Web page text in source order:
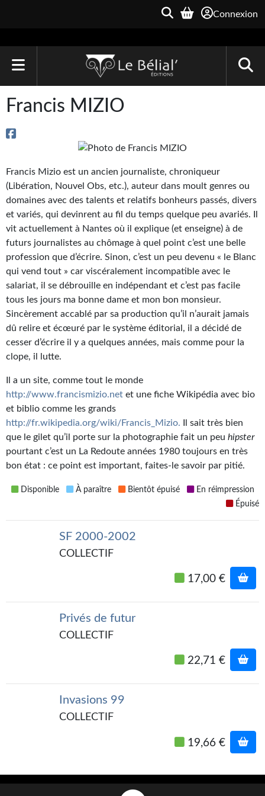
Connexion
Une Heure-Lumière
Archive du Futur
Parallaxe
Quarante-Deux
Kvasar
Pulps
Wotan
Étoiles vives
NUMÉRIQUE
Romans et recueils
Une Heure-Lumière
Nouvelles
Bifrost
Livres audio
Tous les numéros
Les critiques
GOODIES
Francis MIZIO
Francis Mizio est un ancien journaliste, chroniqueur
(Libération, Nouvel Obs, etc.), auteur dans moult genres ou
domaines avec des talents et relatifs bonheurs passés, divers
et variés, qui devinrent au fil du temps quelque peu avariés. Il
vit actuellement à Nantes où il explique (et enseigne) à de
futurs journalistes au chômage à quel point c’est une belle
profession que d’écrire. Sinon, c’est un peu devenu « le Blanc
qui vend tout » car viscéralement incompatible avec le
salariat, il se débrouille en indépendant et c’est pas facile
tous les jours ma bonne dame et mon bon monsieur.
Sincèrement accablé par sa production qu’il n’aurait jamais
dû relire et écœuré par le système éditorial, il a décidé de
cesser d’écrire il y a quelques années, mais comme pour la
clope, il lutte.
Il a un site, comme tout le monde
http://www.francismizio.net et une fiche Wikipédia avec bio
et biblio comme les grands
http://fr.wikipedia.org/wiki/Francis_Mizio. Il sait très bien
que le gilet qu’il porte sur la photographie fait un peu hipster
pourtant c’est un La Redoute années 1980 toujours en très
bon état : ce point est important, faites-le savoir par pitié.
Disponible À paraître Bientôt épuisé
En réimpression
Épuisé
SF 2000-2002
COLLECTIF
17,00 €
Privés de futur
COLLECTIF
22,71 €
Invasions 99
COLLECTIF
19,66 €